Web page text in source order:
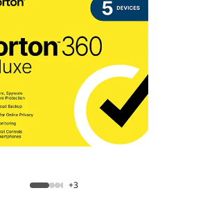
+3